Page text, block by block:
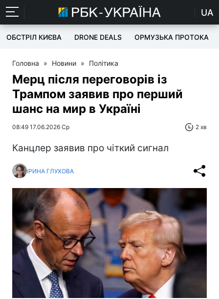
UA
ОБСТРІЛ КИЄВА DRONE DEALS ОРМУЗЬКА ПРОТОКА
Головна » Новини » Політика
Мерц після переговорів із
Трампом заявив про перший
шанс на мир в Україні
08:49 17.06.2026 Ср 2 хв
Канцлер заявив про чіткий сигнал
ІРИНА ГЛУХОВА